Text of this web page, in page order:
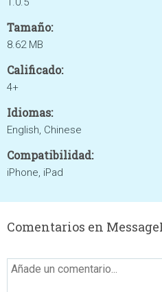
Tamaño:
8.62 MB
Calificado:
4+
Idiomas:
English, Chinese
Compatibilidad:
iPhone, iPad
Comentarios en